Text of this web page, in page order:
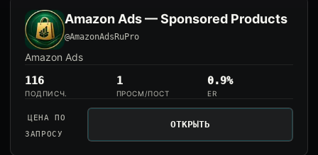
Amazon Ads — Sponsored Products
@AmazonAdsRuPro
Amazon Ads
116
ПОДПИСЧ.
1
ПРОСМ/ПОСТ
0.9%
ER
ЦЕНА ПО
ЗАПРОСУ
ОТКРЫТЬ